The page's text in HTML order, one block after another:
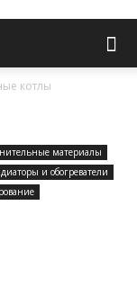
котлы
материалы
и обогреватели